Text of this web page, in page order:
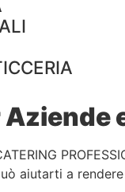
aiutarti a